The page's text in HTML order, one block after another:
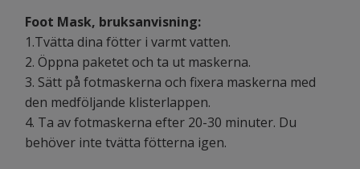
Foot Mask, bruksanvisning:
1.Tvätta dina fötter i varmt vatten.
2. Öppna paketet och ta ut maskerna.
3. Sätt på fotmaskerna och fixera maskerna med
den medföljande klisterlappen.
4. Ta av fotmaskerna efter 20-30 minuter. Du
behöver inte tvätta fötterna igen.